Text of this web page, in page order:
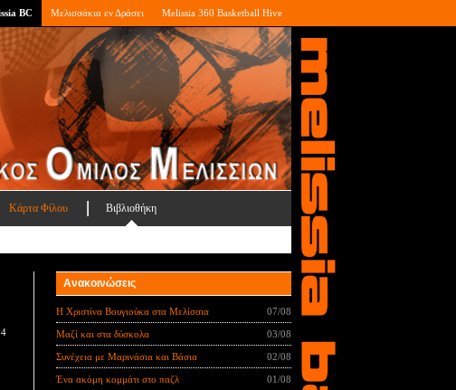
BC Μελισσάκια εν Δράσει Melissia 360 Basketball Hive
Κάρτα Φίλου Βιβλιοθήκη
Ανακοινώσεις
Η Χριστίνα Βουγιούκα στα Μελίσσια 07/08
Μαζί και στα δύσκολα 03/08
Συνέχεια με Μαρινάσια και Βάσια 02/08
Ένα ακόμη κομμάτι στο παζλ 01/08